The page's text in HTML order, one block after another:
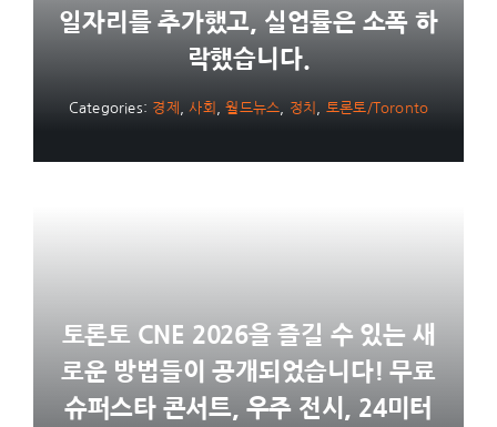
일자리를 추가했고, 실업률은 소폭 하
락했습니다.
Categories: 경제 ,사회 ,월드뉴스 정치 토론토/Toronto
토론토 CNE 2026을 즐길 수 있는 새
로운 방법들이 공개되었습니다! 무료
슈퍼스타 콘서트, 우주 전시, 24미터